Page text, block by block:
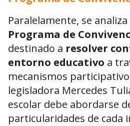
Paralelamente, se
Programa de
destinado a resolver
entorno educativo a
mecanismos
legisladora Mercedes
escolar debe abordarse
particularidades de cada